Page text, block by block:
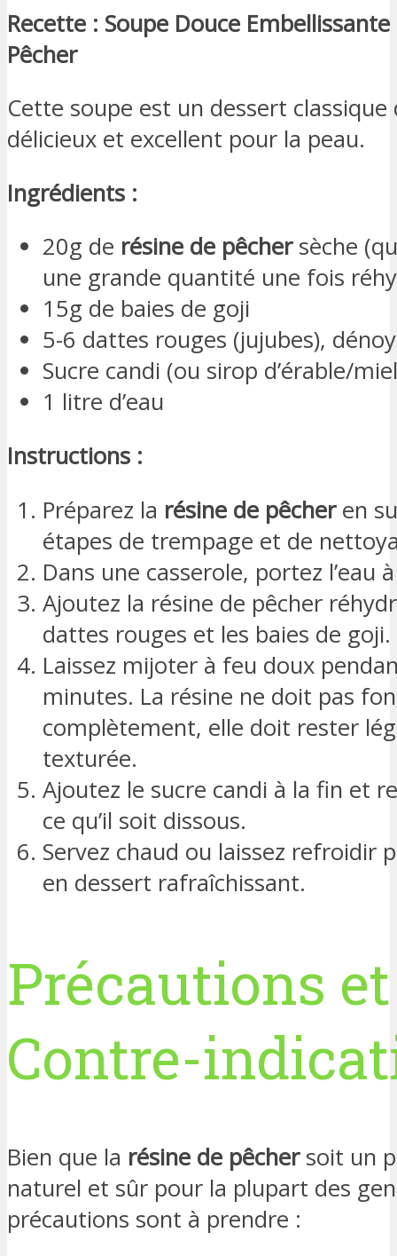
Recette : Soupe Douce Embellissante
Pêcher
Cette soupe est un dessert classique
délicieux et excellent pour la peau.
Ingrédients :
20g de résine de pêchersèche
une grande quantité une fois
15g de baies de goji
5-6 dattes rouges (jujubes),
Sucre candi (ou sirop d’érable/
1 litre d’eau
Instructions :
Préparez la résine de pêcheren
étapes de trempage et de
Dans une casserole, portez l’eau
Ajoutez la résine de pêcher
dattes rouges et les baies de goji.
Laissez mijoter à feu doux
minutes. La résine ne doit pas
complètement, elle doit rester
texturée.
Ajoutez le sucre candi à la fin et
ce qu’il soit dissous.
Servez chaud ou laissez refroidir
en dessert rafraîchissant.
Précautions et
Contre-
Bien que la résine de pêchersoit un
naturel et sûr pour la plupart des
précautions sont à prendre :